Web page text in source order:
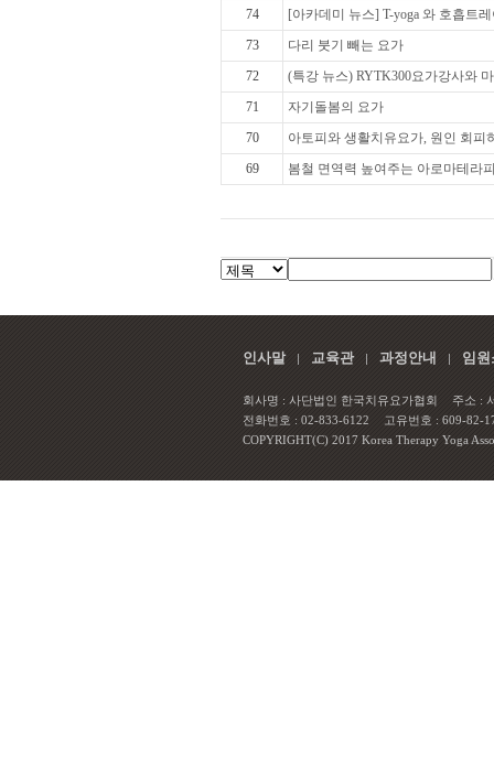
74
[아카데미 뉴스] T-yoga 와 호흡트
73
다리 붓기 빼는 요가
72
(특강 뉴스) RYTK300요가강사와
71
자기돌봄의 요가
70
아토피와 생활치유요가, 원인 회피
69
봄철 면역력 높여주는 아로마테라
인사말 교육관 과정안내 임
회사명 : 사단법인 한국치유요가협회
주소 :
전화번호 : 02-833-6122
고유번호 : 609-82-
COPYRIGHT(C) 2017 Korea Therapy Yoga